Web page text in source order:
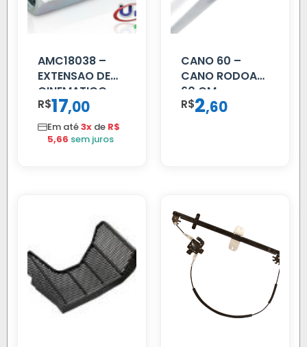
AMC18038 –
EXTENSAO DE
CINEMATICO
40MM
R$17,00
Em até3x de R$
5,66 sem juros
CANO 60 –
CANO RODOAR
60 CM
R$2,60